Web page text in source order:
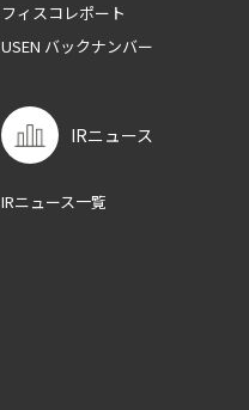
フィスコレポート
USEN バックナンバー
IRニュース
IRニュース一覧